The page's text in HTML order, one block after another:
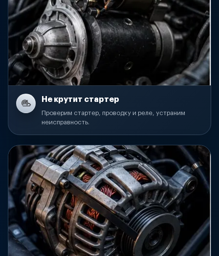
Не крутит стартер
Проверим стартер, проводку и реле, устраним
неисправность.